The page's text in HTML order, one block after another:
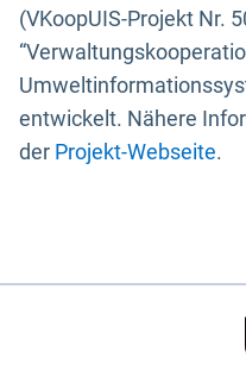
(VKoopUIS-Projekt Nr.
entwickelt. Nähere
der Projekt-Webseite.